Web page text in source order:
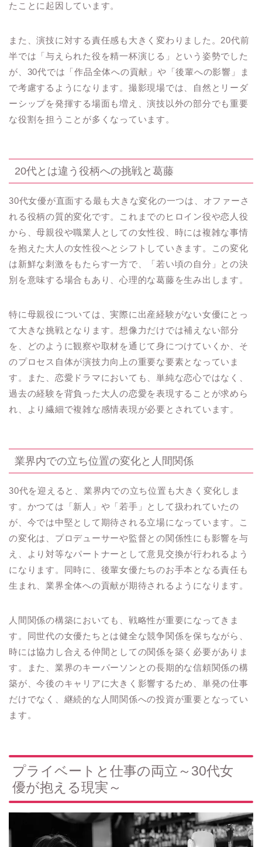
たことに起因しています。
また、演技に対する責任感も大きく変わりました。20代前
半では「与えられた役を精一杯演じる」という姿勢でした
が、30代では「作品全体への貢献」や「後輩への影響」ま
で考慮するようになります。撮影現場では、自然とリーダ
ーシップを発揮する場面も増え、演技以外の部分でも重要
な役割を担うことが多くなっています。
20代とは違う役柄への挑戦と葛藤
30代女優が直面する最も大きな変化の一つは、オファーさ
れる役柄の質的変化です。これまでのヒロイン役や恋人役
から、母親役や職業人としての女性役、時には複雑な事情
を抱えた大人の女性役へとシフトしていきます。この変化
は新鮮な刺激をもたらす一方で、「若い頃の自分」との決
別を意味する場合もあり、心理的な葛藤を生み出します。
特に母親役については、実際に出産経験がない女優にとっ
て大きな挑戦となります。想像力だけでは補えない部分
を、どのように観察や取材を通じて身につけていくか、そ
のプロセス自体が演技力向上の重要な要素となっていま
す。また、恋愛ドラマにおいても、単純な恋心ではなく、
過去の経験を背負った大人の恋愛を表現することが求めら
れ、より繊細で複雑な感情表現が必要とされています。
業界内での立ち位置の変化と人間関係
30代を迎えると、業界内での立ち位置も大きく変化しま
す。かつては「新人」や「若手」として扱われていたの
が、今では中堅として期待される立場になっています。こ
の変化は、プロデューサーや監督との関係性にも影響を与
え、より対等なパートナーとして意見交換が行われるよう
になります。同時に、後輩女優たちのお手本となる責任も
生まれ、業界全体への貢献が期待されるようになります。
人間関係の構築においても、戦略性が重要になってきま
す。同世代の女優たちとは健全な競争関係を保ちながら、
時には協力し合える仲間としての関係を築く必要がありま
す。また、業界のキーパーソンとの長期的な信頼関係の構
築が、今後のキャリアに大きく影響するため、単発の仕事
だけでなく、継続的な人間関係への投資が重要となってい
ます。
プライベートと仕事の両立～30代女
優が抱える現実～